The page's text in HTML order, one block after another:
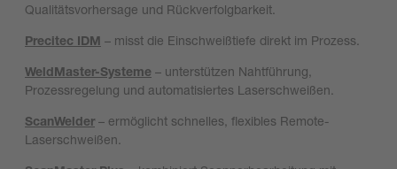
Qualitätsvorhersage und Rückverfolgbarkeit.
Precitec IDM – misst die Einschweißtiefe direkt im Prozess.
WeldMaster-Systeme – unterstützen Nahtführung,
Prozessregelung und automatisiertes Laserschweißen.
ScanWelder – ermöglicht schnelles, flexibles Remote-
Laserschweißen.